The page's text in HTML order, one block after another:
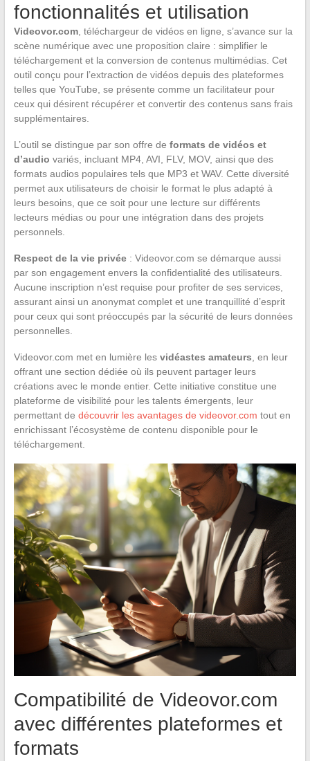
fonctionnalités et utilisation
Videovor.com, téléchargeur de vidéos en ligne, s’avance sur la
scène numérique avec une proposition claire : simplifier le
téléchargement et la conversion de contenus multimédias. Cet
outil conçu pour l’extraction de vidéos depuis des plateformes
telles que YouTube, se présente comme un facilitateur pour
ceux qui désirent récupérer et convertir des contenus sans frais
supplémentaires.
L’outil se distingue par son offre de formats de vidéos et
d’audio variés, incluant MP4, AVI, FLV, MOV, ainsi que des
formats audios populaires tels que MP3 et WAV. Cette diversité
permet aux utilisateurs de choisir le format le plus adapté à
leurs besoins, que ce soit pour une lecture sur différents
lecteurs médias ou pour une intégration dans des projets
personnels.
Respect de la vie privée: Videovor.com se démarque aussi
par son engagement envers la confidentialité des utilisateurs.
Aucune inscription n’est requise pour profiter de ses services,
assurant ainsi un anonymat complet et une tranquillité d’esprit
pour ceux qui sont préoccupés par la sécurité de leurs données
personnelles.
Videovor.com met en lumière les vidéastes amateurs , en leur
offrant une section dédiée où ils peuvent partager leurs
créations avec le monde entier. Cette initiative constitue une
plateforme de visibilité pour les talents émergents, leur
permettant de découvrir les avantages de videovor.com tout en
enrichissant l’écosystème de contenu disponible pour le
téléchargement.
Compatibilité de Videovor.com
avec différentes plateformes et
formats